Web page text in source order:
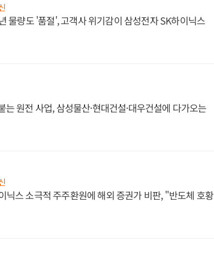
물량도 '품절', 고객사 위기감이 삼성전자 SK하이닉스
는 원전 사업, 삼성물산·현대건설·대우건설에 다가오는
닉스 소극적 주주환원에 해외 증권가 비판, "반도체 호황